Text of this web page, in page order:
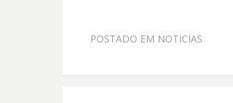
b
o
POSTADO EM NOTICIAS